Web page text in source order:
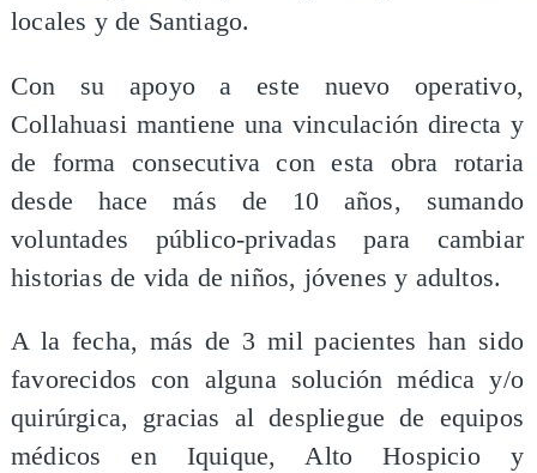
locales y de Santiago.
Con su apoyo a este nuevo operativo,
Collahuasi mantiene una vinculación directa y
de forma consecutiva con esta obra rotaria
desde hace más de 10 años, sumando
voluntades público-privadas para cambiar
historias de vida de niños, jóvenes y adultos.
A la fecha, más de 3 mil pacientes han sido
favorecidos con alguna solución médica y/o
quirúrgica, gracias al despliegue de equipos
médicos en Iquique, Alto Hospicio y